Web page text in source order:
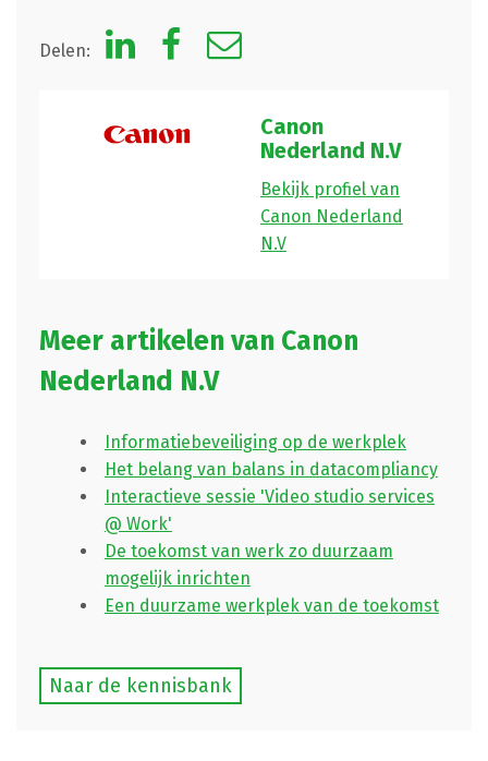
Delen:
Canon
Nederland N.V
Bekijk profiel van
Canon Nederland
N.V
Meer artikelen van Canon
Nederland N.V
Informatiebeveiliging op de werkplek
Het belang van balans in datacompliancy
Interactieve sessie 'Video studio services
@ Work'
De toekomst van werk zo duurzaam
mogelijk inrichten
Een duurzame werkplek van de toekomst
Naar de kennisbank